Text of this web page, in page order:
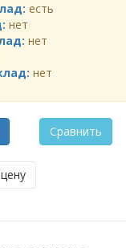
есть
нет
нет
нет
Сравнить